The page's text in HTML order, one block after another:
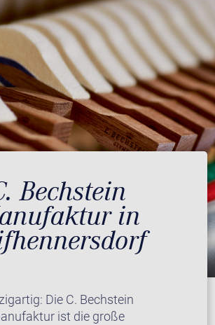
Bechstein
in
Die C. Bechstein
ist die große